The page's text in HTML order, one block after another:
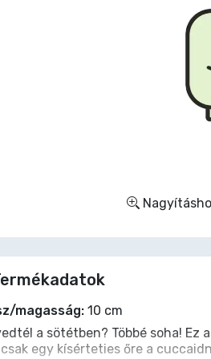
magasság: 10 cm
a sötétben? Többé soha! Ez
egy kísérteties őre a